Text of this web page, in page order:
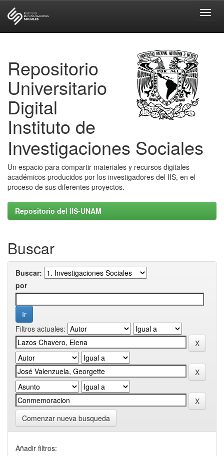
Repositorio
Universitario
Digital
Instituto de
Investigaciones Sociales
Un espacio para compartir materiales y recursos digitales
académicos producidos por los investigadores del IIS, en el
proceso de sus diferentes proyectos.
Repositorio del IIS-UNAM
Buscar
Buscar:
por
Filtros actuales:
Comenzar nueva busqueda
Añadir filtros: